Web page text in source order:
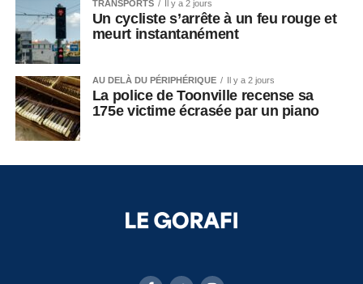
TRANSPORTS Il y a 2 jours
Un cycliste s’arrête à un feu rouge et
meurt instantanément
AU DELÀ DU PÉRIPHÉRIQUE Il y a 2 jours
La police de Toonville recense sa
175e victime écrasée par un piano